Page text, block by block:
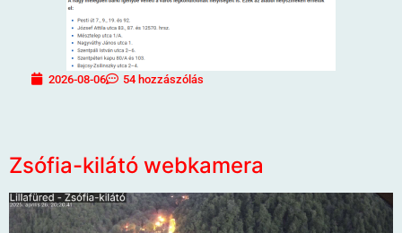
2026-08-06 54 hozzászólás
Zsófia-kilátó webkamera